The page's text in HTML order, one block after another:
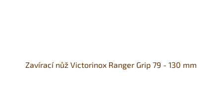
Zavírací nůž Victorinox Ranger Grip 79 - 130 mm